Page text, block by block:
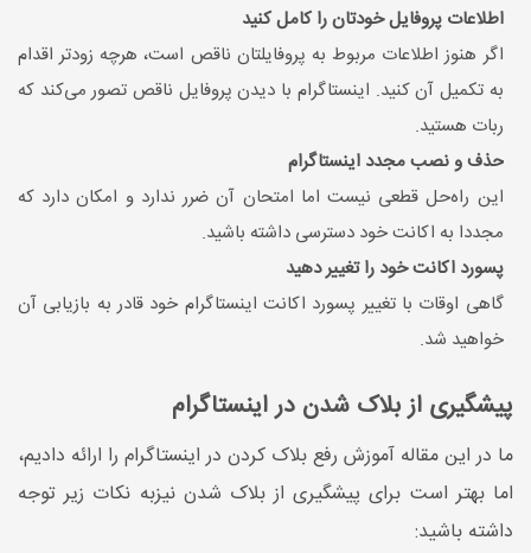
اطلاعات پروفایل خودتان را کامل کنید
اگر هنوز اطلاعات مربوط به پروفایلتان ناقص است، هرچه زودتر اقدام
به تکمیل آن کنید. اینستاگرام با دیدن پروفایل ناقص تصور می‌کند که
ربات هستید.
حذف و نصب مجدد اینستاگرام
این راه‌حل قطعی نیست اما امتحان آن ضرر ندارد و امکان دارد که
مجددا به اکانت خود دسترسی داشته باشید.
پسورد اکانت خود را تغيير دهید
گاهی اوقات با تغییر پسورد اکانت اینستاگرام خود قادر به بازیابی آن
خواهید شد.
پیشگیری از بلاک شدن در اینستاگرام
ما در اين مقاله آموزش رفع بلاک کردن در اینستاگرام را ارائه داديم،
اما بهتر است برای پیشگیری از بلاک شدن نیزبه نکات زیر توجه
داشته باشید: